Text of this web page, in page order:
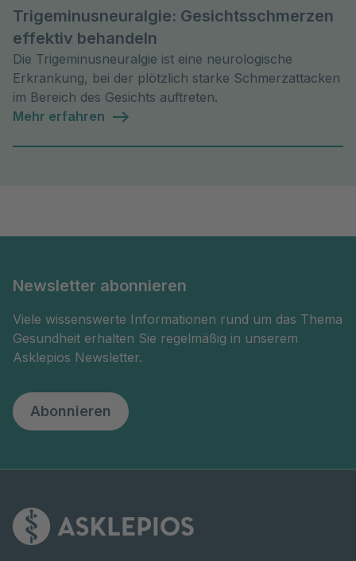
Trigeminusneuralgie: Gesichtsschmerzen
effektiv behandeln
Die Trigeminusneuralgie ist eine neurologische
Erkrankung, bei der plötzlich starke Schmerzattacken
im Bereich des Gesichts auftreten.
Mehr erfahren
Newsletter abonnieren
Viele wissenswerte Informationen rund um das Thema
Gesundheit erhalten Sie regelmäßig in unserem
Asklepios Newsletter.
Abonnieren